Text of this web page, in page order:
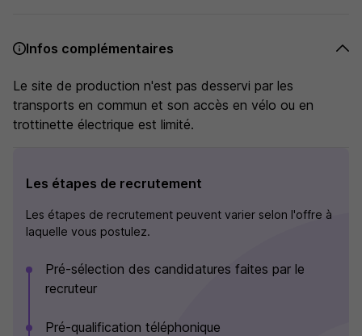
Infos complémentaires
Le site de production n'est pas desservi par les
transports en commun et son accès en vélo ou en
trottinette électrique est limité.
Les étapes de recrutement
Les étapes de recrutement peuvent varier selon l'offre à
laquelle vous postulez.
Pré-sélection des candidatures faites par le
recruteur
Pré-qualification téléphonique